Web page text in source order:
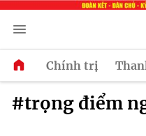
Chính trị
#trọng điểm